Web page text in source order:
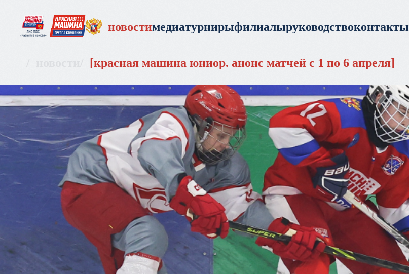
новостимедиатурнирыфилиалыруководствоконтакты
красная машина юниор. анонс матчей с 1 по 6 апреля